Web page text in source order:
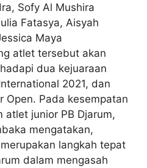
Sofy Al Mushira
Fatasya, Aisyah
Maya
atlet tersebut akan
dua kejuaraan
2021, dan
Open. Pada kesempatan
atlet junior PB Djarum,
mengatakan,
langkah tepat
dalam mengasah